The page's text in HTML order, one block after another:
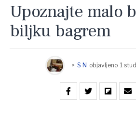
Upoznajte malo
biljku bagrem
> S N objavljeno 1